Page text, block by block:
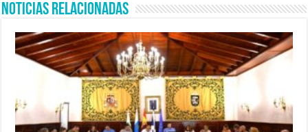
Noticias Relacionadas